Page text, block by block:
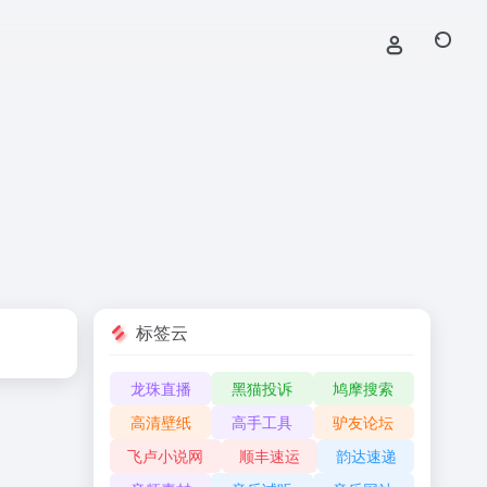
标签云
龙珠直播 黑猫投诉
鸠摩搜索
高清壁纸
高手工具
驴友论坛
飞卢小说网
顺丰速运
韵达速递